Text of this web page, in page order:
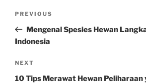
Previous
Post
PREVIOUS
Mengenal Spesies Hewan
Indonesia
Next
Post
NEXT
10 Tips Merawat Hewan Peliharaan